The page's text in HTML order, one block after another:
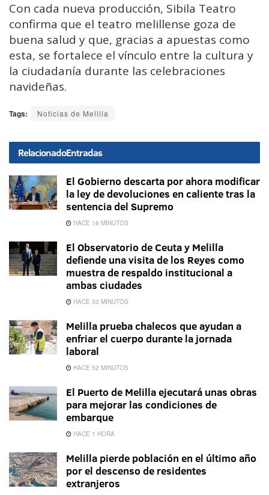
Con cada nueva producción, Sibila Teatro
confirma que el teatro melillense goza de
buena salud y que, gracias a apuestas como
esta, se fortalece el vínculo entre la cultura y
la ciudadanía durante las celebraciones
navideñas.
Tags: Noticias de Melilla
RelacionadoEntradas
El Gobierno descarta por ahora modificar
la ley de devoluciones en caliente tras la
sentencia del Supremo
HACE 16 MINUTOS
El Observatorio de Ceuta y Melilla
defiende una visita de los Reyes como
muestra de respaldo institucional a
ambas ciudades
HACE 33 MINUTOS
Melilla prueba chalecos que ayudan a
enfriar el cuerpo durante la jornada
laboral
HACE 52 MINUTOS
El Puerto de Melilla ejecutará unas obras
para mejorar las condiciones de
embarque
HACE 1 HORA
Melilla pierde población en el último año
por el descenso de residentes
extranjeros